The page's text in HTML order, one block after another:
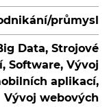
průmysl
Data, Strojové
Software, Vývoj
aplikací,
Vývoj webových